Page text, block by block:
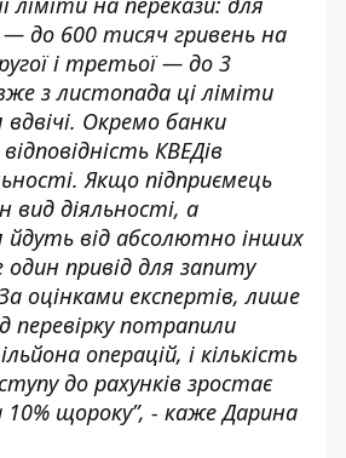
— до 600 тисяч гривень на
і третьої — до 3
з листопада ці ліміти
Окремо банки
КВЕДів
Якщо підприємець
вид діяльності, а
від абсолютно інших
привід для запиту
оцінками експертів, лише
перевірку потрапили
операцій, і кількість
до рахунків зростає
10% щороку”, - каже Дарина